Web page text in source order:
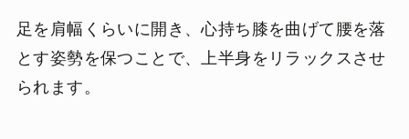
足を肩幅くらいに開き、心持ち膝を曲げて腰を落
とす姿勢を保つことで、上半身をリラックスさせ
られます。